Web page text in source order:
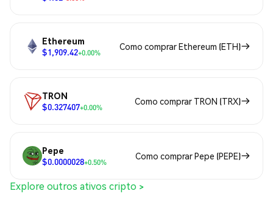
Ethereum
$1,909.42+0.00%
Como comprar Ethereum (ETH)
TRON
$0.327407+0.00%
Como comprar TRON (TRX)
Pepe
$0.0000028+0.50%
Como comprar Pepe (PEPE)
Explore outros ativos cripto >